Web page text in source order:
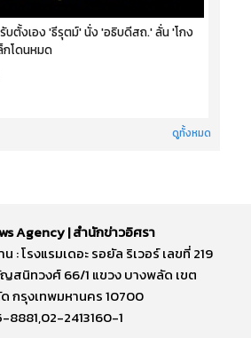
บตั้งเอง 'ธีรุตม์' นั่ง 'อธิบดีสถ.' ลั่น 'โกง
โดนหมด
ดูทั้งหมด
Agency | สำนักข่าวอิศรา
: โรงแรมเดอะ รอยัล ริเวอร์ เลขที่ 219
สนิทวงศ์ 66/1 แขวง บางพลัด เขต
กรุงเทพมหานคร 10700
8881,02-2413160-1